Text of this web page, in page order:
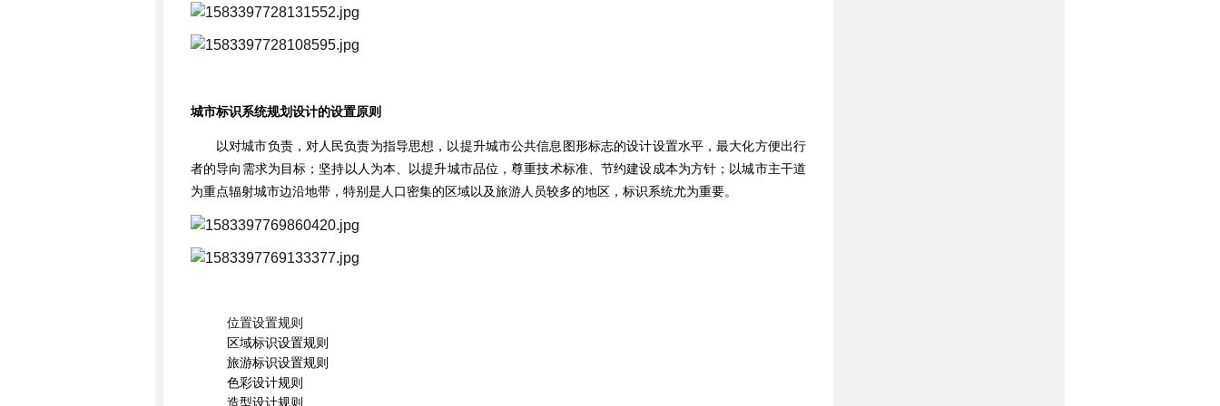
城市标识系统规划设计的设置原则
以对城市负责，对人民负责为指导思想，以提升城市公共信息图形标志的设计设置水平，最大化方便出行
者的导向需求为目标；坚持以人为本、以提升城市品位，尊重技术标准、节约建设成本为方针；以城市主干道
为重点辐射城市边沿地带，特别是人口密集的区域以及旅游人员较多的地区，标识系统尤为重要。
位置设置规则
区域标识设置规则
旅游标识设置规则
色彩设计规则
造型设计规则